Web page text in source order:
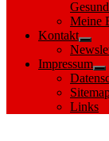
Meine
Kontakt
Show
sub
menu
Impressum
Links